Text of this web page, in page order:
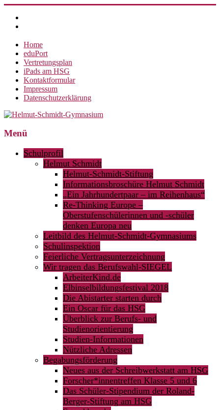
Inhalt
springen
Home
eduPort
Vertretungsplan
iPads am HSG
Kontaktformular
Impressum
Datenschutzerklärung
Helmut-
Gymnasium
Menü
Schulprofil
Helmut Schmidt
Helmut-Schmidt-Stiftung
Informationsbroschüre Helmut Schmidt
„Ein Jahrhundertpaar – im Reihenhaus“
Re-Thinking Europe –
Oberstufenschülerinnen und -schüler
denken Europa neu
Leitbild des Helmut-Schmidt-Gymnasiums
Schulinspektion
Feierliche Vertragsunterzeichnung
Wir tragen das Berufswahl-SIEGEL
ArbeiterKind.de
Elbinselbildungsfestival 2018
Die Abistarter starten durch
Ein Oscar für das HSG
Überblick zur Berufs- und
Studienorientierung
Studien-Informationen
Nützliche Adressen
Begabungsförderung
Neues aus der Schreibwerkstatt am HSG
Forscher*innentreffen Klasse 5 und 6
Das Schüler-Stipendium der Roland-
Berger-Stiftung am HSG